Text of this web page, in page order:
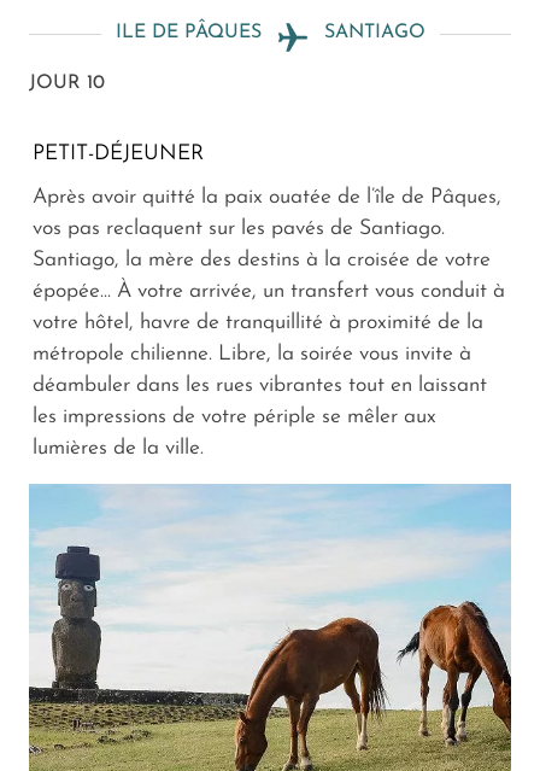
ILE DE PÂQUES SANTIAGO
JOUR 10
PETIT-DÉJEUNER
Après avoir quitté la paix ouatée de l’île de Pâques,
vos pas reclaquent sur les pavés de Santiago.
Santiago, la mère des destins à la croisée de votre
épopée... À votre arrivée, un transfert vous conduit à
votre hôtel, havre de tranquillité à proximité de la
métropole chilienne. Libre, la soirée vous invite à
déambuler dans les rues vibrantes tout en laissant
les impressions de votre périple se mêler aux
lumières de la ville.